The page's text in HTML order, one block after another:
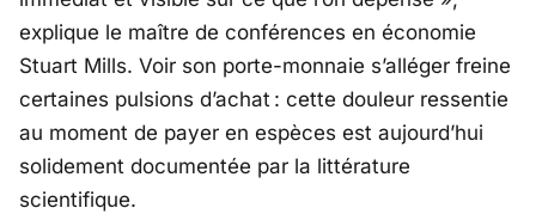
explique le maître de conférences en économie
Stuart Mills. Voir son porte-monnaie s’alléger freine
certaines pulsions d’achat : cette douleur ressentie
au moment de payer en espèces est aujourd’hui
solidement documentée par la littérature
scientifique.